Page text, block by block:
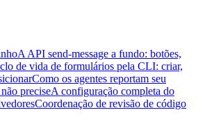
A API send-message a fundo: botões,
de vida de formulários pela CLI: criar,
Como os agentes reportam seu
preciseA configuração completa do
Coordenação de revisão de código